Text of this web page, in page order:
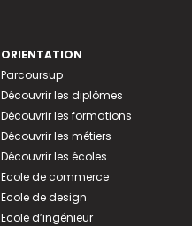
ORIENTATION
Parcoursup
Découvrir les diplômes
Découvrir les formations
Découvrir les métiers
Découvrir les écoles
Ecole de commerce
Ecole de design
Ecole d’ingénieur